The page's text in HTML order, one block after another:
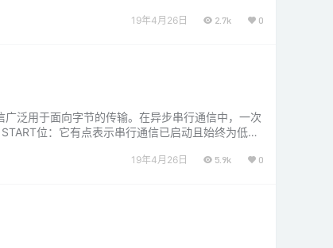
19年4月26日 2.7k 0
泛用于面向字节的传输。在异步串行通信中，一次
位：它有点表示串行通信已启动且始终为低电
19年4月26日 5.9k 0